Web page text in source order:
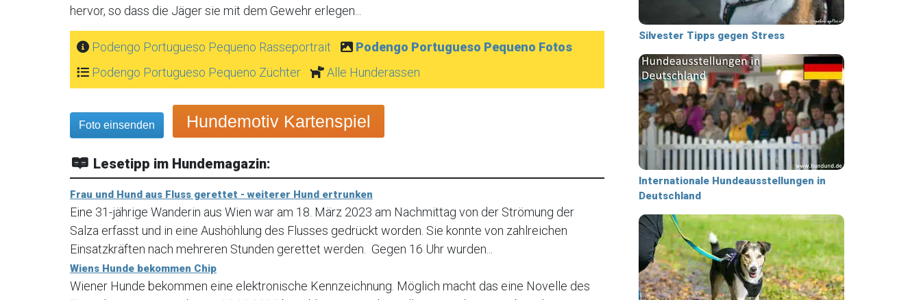
hervor, so dass die Jäger sie mit dem Gewehr erlegen...
Podengo Portugueso Pequeno Rasseportrait
Podengo Portugueso Pequeno Fotos
Podengo Portugueso Pequeno Züchter
Alle Hunderassen
Foto einsenden Hundemotiv Kartenspiel
Lesetipp im Hundemagazin:
Frau und Hund aus Fluss gerettet - weiterer Hund ertrunken
Eine 31-jährige Wanderin aus Wien war am 18. März 2023 am Nachmittag von der Strömung der
Salza erfasst und in eine Aushöhlung des Flusses gedrückt worden. Sie konnte von zahlreichen
Einsatzkräften nach mehreren Stunden gerettet werden. Gegen 16 Uhr wurden...
Wiens Hunde bekommen Chip
Wiener Hunde bekommen eine elektronische Kennzeichnung. Möglich macht das eine Novelle des
Silvester Tipps gegen Stress
Internationale Hundeausstellungen in
Deutschland